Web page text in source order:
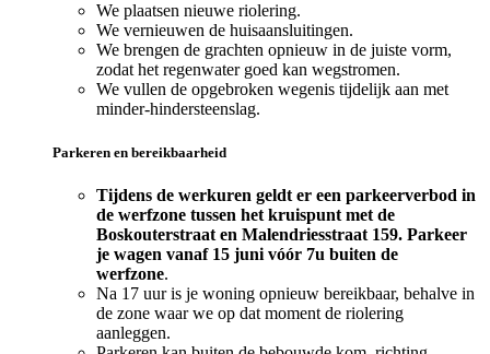
We plaatsen nieuwe riolering.
We vernieuwen de huisaansluitingen.
We brengen de grachten opnieuw in de juiste vorm,
zodat het regenwater goed kan wegstromen.
We vullen de opgebroken wegenis tijdelijk aan met
minder-hindersteenslag.
Parkeren en bereikbaarheid
Tijdens de werkuren geldt er een parkeerverbod in
de werfzone tussen het kruispunt met de
Boskouterstraat en Malendriesstraat 159. Parkeer
je wagen vanaf 15 juni vóór 7u buiten de
werfzone.
Na 17 uur is je woning opnieuw bereikbaar, behalve in
de zone waar we op dat moment de riolering
aanleggen.